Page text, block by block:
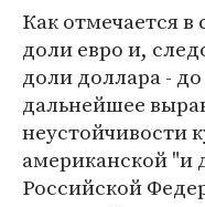
Как отмечается
доли евро и,
доли доллара -
дальнейшее
неустойчивости
американской "и
Российской